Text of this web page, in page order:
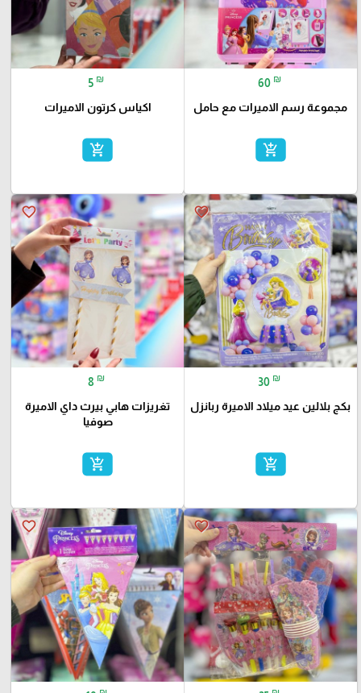
60 ₪
مجموعة رسم الاميرات مع حامل
add_shopping_cart
5 ₪
اكياس كرتون الاميرات
add_shopping_cart
favorite_border
30 ₪
بكج بلالين عيد ميلاد الاميرة ربانزل
add_shopping_cart
favorite_border
8 ₪
تغريزات هابي بيرث داي الاميرة
صوفيا
add_shopping_cart
favorite_border
favorite_border